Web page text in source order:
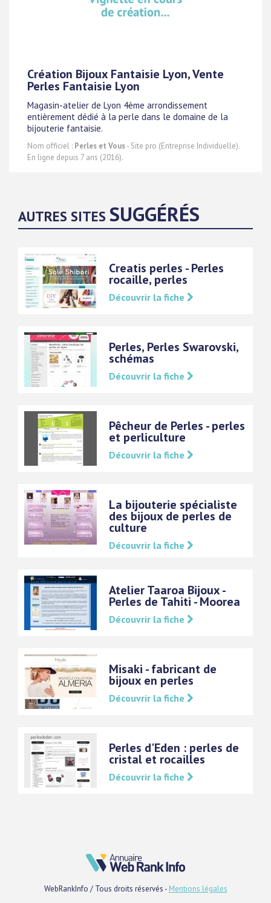
Création Bijoux Fantaisie Lyon, Vente
Perles Fantaisie Lyon
Magasin-atelier de Lyon 4ème arrondissement
entièrement dédié à la perle dans le domaine de la
bijouterie fantaisie.
Nom officiel : Perles et Vous- Site pro (Entreprise Individuelle).
En ligne depuis 7 ans (2016).
AUTRES SITES SUGGÉRÉS
Creatis perles - Perles
rocaille, perles
Découvrir la fiche
Perles, Perles Swarovski,
schémas
Découvrir la fiche
Pêcheur de Perles - perles
et perliculture
Découvrir la fiche
La bijouterie spécialiste
des bijoux de perles de
culture
Découvrir la fiche
Atelier Taaroa Bijoux -
Perles de Tahiti - Moorea
Découvrir la fiche
Misaki - fabricant de
bijoux en perles
Découvrir la fiche
Perles d'Eden : perles de
cristal et rocailles
Découvrir la fiche
WebRankInfo / Tous droits réservés - Mentions légales